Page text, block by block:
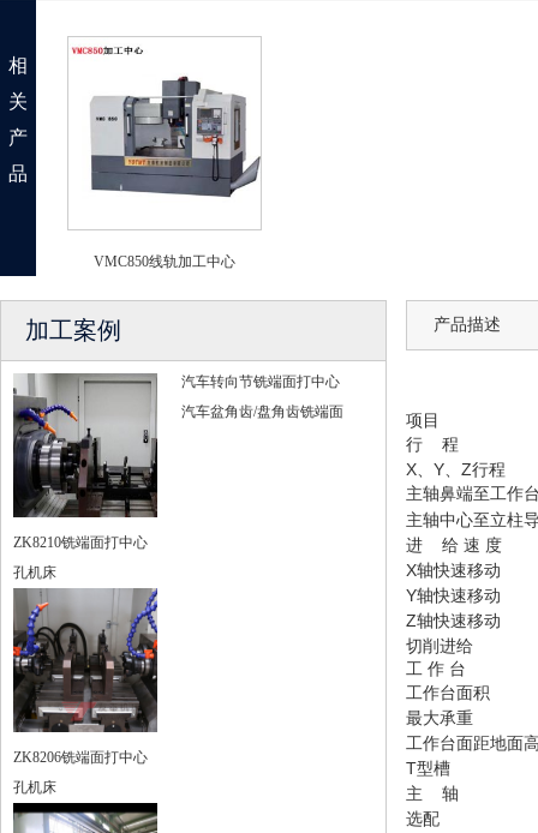
相
关
产
品
VMC850线轨加工中心
加工案例
ZK8210铣端面打中心
孔机床
ZK8206铣端面打中心
孔机床
汽车转向节铣端面打中心
汽车盆角齿/盘角齿铣端面
产品描述
项目
行 程
X、Y、Z行程
主轴鼻端至工作
主轴中心至立柱
进 给 速 度
X轴快速移动
Y轴快速移动
Z轴快速移动
切削进给
工 作 台
工作台面积
最大承重
工作台面距地面
T型槽
主 轴
选配